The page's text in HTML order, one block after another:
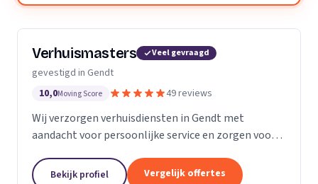
Verhuismasters Veel gevraagd
gevestigd in Gendt
10,0Moving Score 49 reviews
Wij verzorgen verhuisdiensten in Gendt met
aandacht voor persoonlijke service en zorgen voor
Bekijk profiel Vergelijk offertes